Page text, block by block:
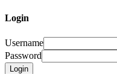
Login
Username
Password
Login